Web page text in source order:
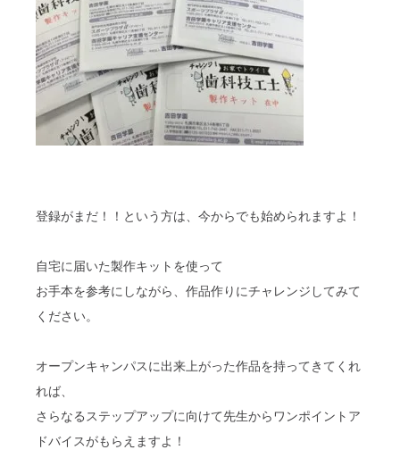
登録がまだ！！という方は、今からでも始められますよ！
自宅に届いた製作キットを使って
お手本を参考にしながら、作品作りにチャレンジしてみて
ください。
オープンキャンパスに出来上がった作品を持ってきてくれ
れば、
さらなるステップアップに向けて先生からワンポイントア
ドバイスがもらえますよ！